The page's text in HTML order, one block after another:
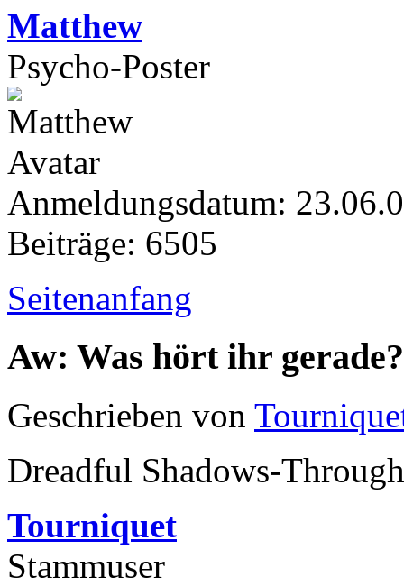
Matthew
Psycho-Poster
Anmeldungsdatum:
Beiträge: 6505
Seitenanfang
Aw: Was hört ihr gerade?
Geschrieben von
Dreadful Shadows-
Tourniquet
Stammuser